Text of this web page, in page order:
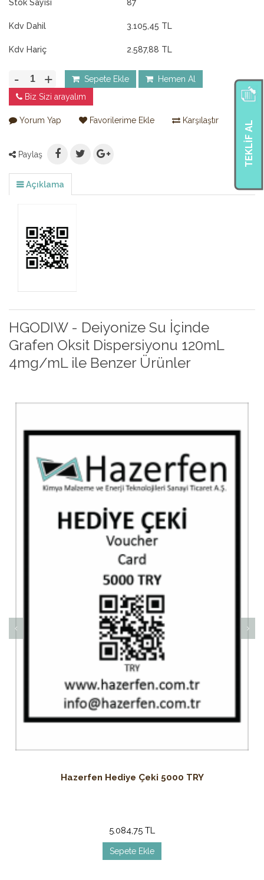
TEKLIF AL
Stok Sayısı 87
Kdv Dahil 3.105,45 TL
Kdv Hariç 2.587,88 TL
- + Sepete Ekle
Hemen Al
Biz Sizi arayalım
Yorum Yap Favorilerime Ekle Karşılaştır
Paylaş
Açıklama
HGODIW - Deiyonize Su İçinde
Grafen Oksit Dispersiyonu 120mL
4mg/mL ile Benzer Ürünler
Hazerfen Hediye Çeki 5000 TRY
5.084,75 TL
Sepete Ekle